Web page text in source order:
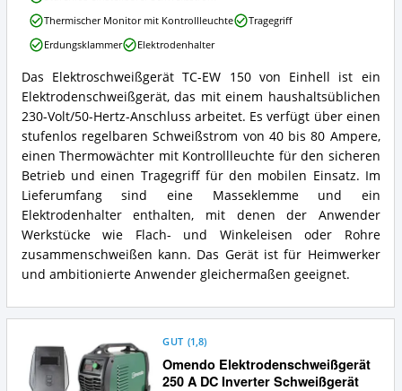
Einhell
TC-
EW
150
Zusammenfassung:
Was
bietet
dieses
Elektroden-
Schweißgerät?
Das Elektroschweißgerät TC-EW 150 von Einhell ist ein
Elektrodenschweißgerät, das mit einem haushaltsüblichen
230-Volt/50-Hertz-Anschluss arbeitet. Es verfügt über einen
stufenlos regelbaren Schweißstrom von 40 bis 80 Ampere,
einen Thermowächter mit Kontrollleuchte für den sicheren
Betrieb und einen Tragegriff für den mobilen Einsatz. Im
Lieferumfang sind eine Masseklemme und ein
Elektrodenhalter enthalten, mit denen der Anwender
Werkstücke wie Flach- und Winkeleisen oder Rohre
zusammenschweißen kann. Das Gerät ist für Heimwerker
und ambitionierte Anwender gleichermaßen geeignet.
TC-
EW
150
Vorteile:
Was
spricht
für
dieses
Elektroden-
Schweißgerät?
Thermischer Monitor mit Kontrollleuchte
Tragegriff
Erdungsklammer
Elektrodenhalter
Omendo Elektrodenschweißgerät
250 A DC Inverter Schweißgerät
GUT (1,8)